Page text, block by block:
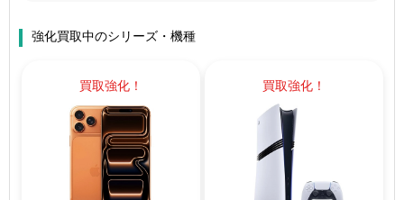
強化買取中のシリーズ・機種
買取強化！ 買取強化！